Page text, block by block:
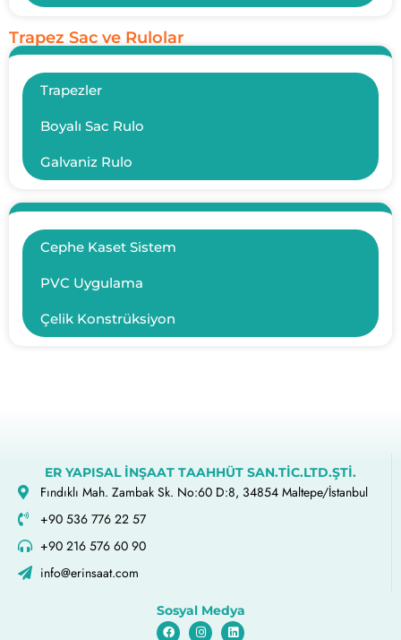
Trapez Sac ve Rulolar
Trapezler
Boyalı Sac Rulo
Galvaniz Rulo
Cephe Kaset Sistem
PVC Uygulama
Çelik Konstrüksiyon
ER YAPISAL İNŞAAT TAAHHÜT SAN.TİC.LTD.ŞTİ.
Fındıklı Mah. Zambak Sk. No:60 D:8, 34854 Maltepe/İstanbul
+90 536 776 22 57
+90 216 576 60 90
info@erinsaat.com
Sosyal Medya